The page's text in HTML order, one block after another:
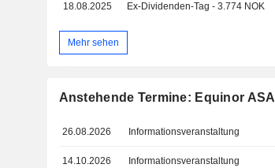
18.08.2025 Ex-Dividenden-Tag - 3.774 NOK
Mehr sehen
Anstehende Termine: Equinor ASA
26.08.2026 Informationsveranstaltung
14.10.2026 Informationsveranstaltung